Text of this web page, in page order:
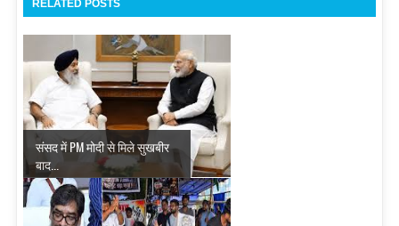
RELATED POSTS
संसद में PM मोदी से मिले सुखबीर
बाद...